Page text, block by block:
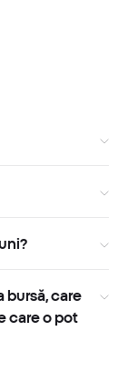
bursă, care
care o pot